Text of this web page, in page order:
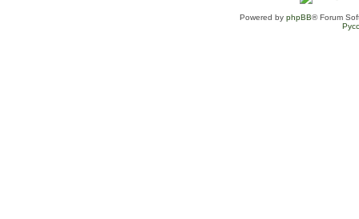
Powered by phpBB® Forum